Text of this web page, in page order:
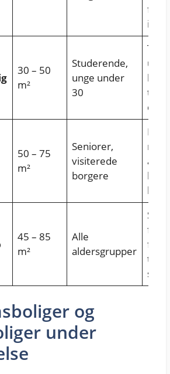
30 – 50
m²
Studerende,
unge under
30
Tæt
50 – 75
m²
Seniorer,
visiterede
borgere
45 – 85
m²
Alle
aldersgrupper
tæt
og
under